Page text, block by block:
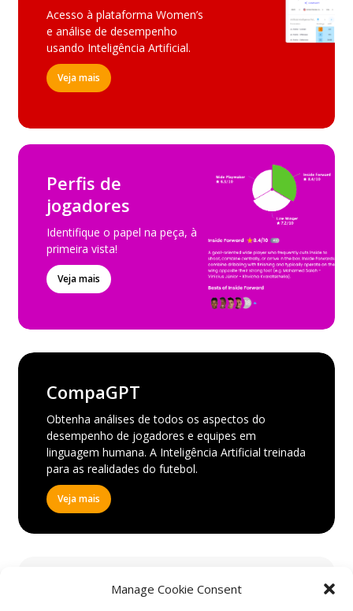
Manage Cookie Consent
Acesso à plataforma Women’s
e análise de desempenho
usando Inteligência Artificial.
Veja mais
Perfis de
jogadores
Identifique o papel na peça, à
primeira vista!
Veja mais
CompaGPT
Obtenha análises de todos os aspectos do
desempenho de jogadores e equipes em
linguagem humana. A Inteligência Artificial treinada
para as realidades do futebol.
Veja mais
Comparação de similaridade